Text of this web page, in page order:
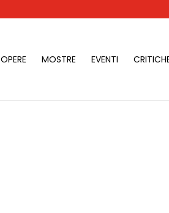
OPERE MOSTRE EVENTI